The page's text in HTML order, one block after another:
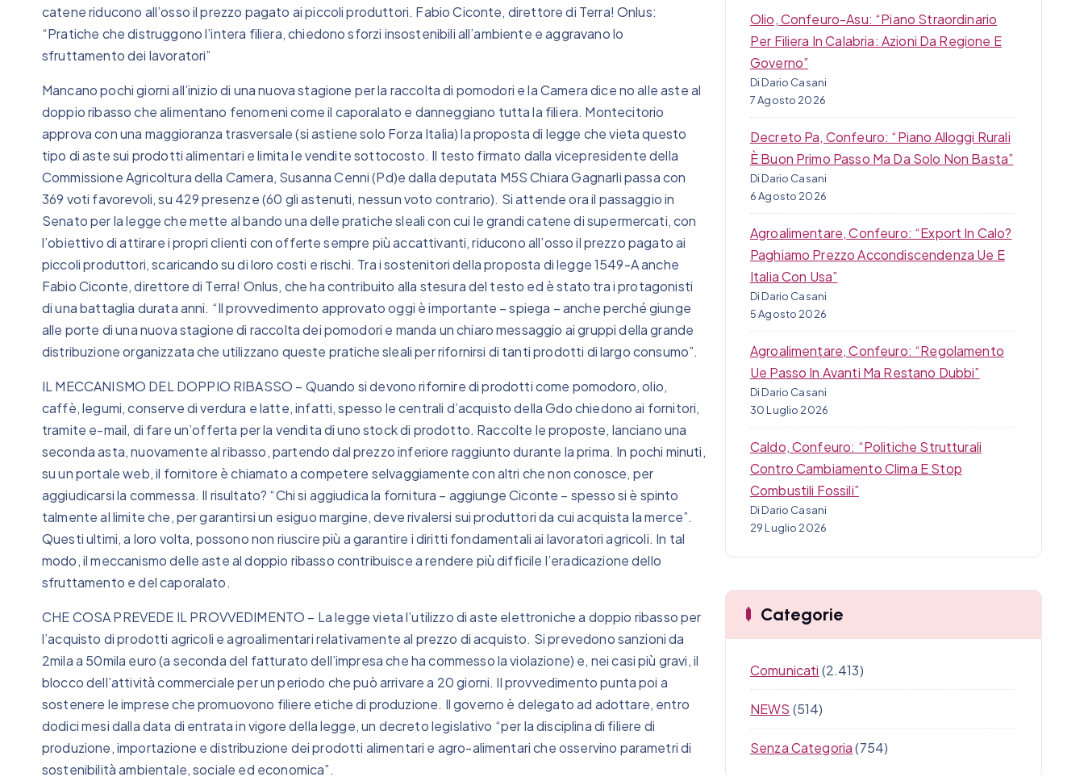
catene riducono all’osso il prezzo pagato ai piccoli produttori. Fabio Ciconte, direttore di Terra! Onlus:
“Pratiche che distruggono l’intera filiera, chiedono sforzi insostenibili all’ambiente e aggravano lo
sfruttamento dei lavoratori”
Mancano pochi giorni all’inizio di una nuova stagione per la raccolta di pomodori e la Camera dice no alle aste al
doppio ribasso che alimentano fenomeni come il caporalato e danneggiano tutta la filiera. Montecitorio
approva con una maggioranza trasversale (si astiene solo Forza Italia) la proposta di legge che vieta questo
tipo di aste sui prodotti alimentari e limita le vendite sottocosto. Il testo firmato dalla vicepresidente della
Commissione Agricoltura della Camera, Susanna Cenni (Pd)e dalla deputata M5S Chiara Gagnarli passa con
369 voti favorevoli, su 429 presenze (60 gli astenuti, nessun voto contrario). Si attende ora il passaggio in
Senato per la legge che mette al bando una delle pratiche sleali con cui le grandi catene di supermercati, con
l’obiettivo di attirare i propri clienti con offerte sempre più accattivanti, riducono all’osso il prezzo pagato ai
piccoli produttori, scaricando su di loro costi e rischi. Tra i sostenitori della proposta di legge 1549-A anche
Fabio Ciconte, direttore di Terra! Onlus, che ha contribuito alla stesura del testo ed è stato tra i protagonisti
di una battaglia durata anni. “Il provvedimento approvato oggi è importante – spiega – anche perché giunge
alle porte di una nuova stagione di raccolta dei pomodori e manda un chiaro messaggio ai gruppi della grande
distribuzione organizzata che utilizzano queste pratiche sleali per rifornirsi di tanti prodotti di largo consumo”.
IL MECCANISMO DEL DOPPIO RIBASSO – Quando si devono rifornire di prodotti come pomodoro, olio,
caffè, legumi, conserve di verdura e latte, infatti, spesso le centrali d’acquisto della Gdo chiedono ai fornitori,
tramite e-mail, di fare un’offerta per la vendita di uno stock di prodotto. Raccolte le proposte, lanciano una
seconda asta, nuovamente al ribasso, partendo dal prezzo inferiore raggiunto durante la prima. In pochi minuti,
su un portale web, il fornitore è chiamato a competere selvaggiamente con altri che non conosce, per
aggiudicarsi la commessa. Il risultato? “Chi si aggiudica la fornitura – aggiunge Ciconte – spesso si è spinto
talmente al limite che, per garantirsi un esiguo margine, deve rivalersi sui produttori da cui acquista la merce”.
Questi ultimi, a loro volta, possono non riuscire più a garantire i diritti fondamentali ai lavoratori agricoli. In tal
modo, il meccanismo delle aste al doppio ribasso contribuisce a rendere più difficile l’eradicazione dello
sfruttamento e del caporalato.
CHE COSA PREVEDE IL PROVVEDIMENTO – La legge vieta l’utilizzo di aste elettroniche a doppio ribasso per
l’acquisto di prodotti agricoli e agroalimentari relativamente al prezzo di acquisto. Si prevedono sanzioni da
2mila a 50mila euro (a seconda del fatturato dell’impresa che ha commesso la violazione) e, nei casi più gravi, il
blocco dell’attività commerciale per un periodo che può arrivare a 20 giorni. Il provvedimento punta poi a
sostenere le imprese che promuovono filiere etiche di produzione. Il governo è delegato ad adottare, entro
dodici mesi dalla data di entrata in vigore della legge, un decreto legislativo “per la disciplina di filiere di
produzione, importazione e distribuzione dei prodotti alimentari e agro-alimentari che osservino parametri di
sostenibilità ambientale, sociale ed economica”.
Olio, Confeuro-Asu: “Piano Straordinario
Per Filiera In Calabria: Azioni Da Regione E
Governo”
Di Dario Casani
7 Agosto 2026
Decreto Pa, Confeuro: “Piano Alloggi Rurali
È Buon Primo Passo Ma Da Solo Non Basta”
Di Dario Casani
6 Agosto 2026
Agroalimentare, Confeuro: “Export In Calo?
Paghiamo Prezzo Accondiscendenza Ue E
Italia Con Usa”
Di Dario Casani
5 Agosto 2026
Agroalimentare, Confeuro: “Regolamento
Ue Passo In Avanti Ma Restano Dubbi”
Di Dario Casani
30 Luglio 2026
Caldo, Confeuro: “Politiche Strutturali
Contro Cambiamento Clima E Stop
Combustili Fossili”
Di Dario Casani
29 Luglio 2026
Categorie
Comunicati (2.413)
NEWS (514)
Senza Categoria(754)